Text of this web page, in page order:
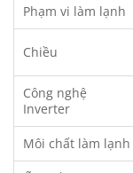
Phạm vi làm lạnh
Chiều
Công nghệ
Inverter
Môi chất làm lạnh